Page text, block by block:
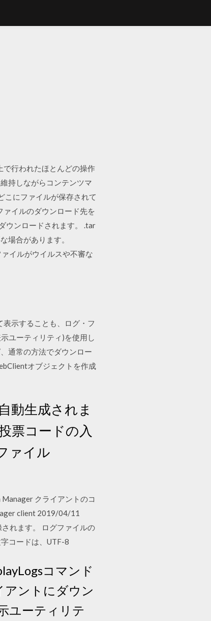
行われたほとんどの操作
持しながらコンテンツマ
こにファイルが保存されて
イルのダウンロード先を
ウンロードされます。 .tar
場合があります。
イルがウイルスや不審な
示することも、ログ・フ
ユーティリティ)を使用し
通常の方法でダウンロー
オブジェクトを作成
動生成されま
票コードの入
ァイル
クライアントのコ
client 2019/04/11
れます。 ログファイルの
コードは、UTF-8
コマンド
アントにダウン
ユーティリテ